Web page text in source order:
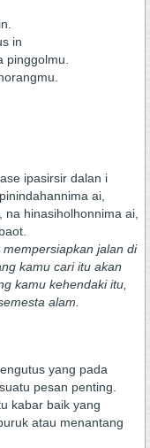
in
pinggolmu.
ipasirsir dalan i
ai,
hinasiholhonnima ai,
jalan di
kamu cari itu akan
kamu kehendaki itu,
alam.
yang pada
pesan penting.
kabar baik yang
atau menantang